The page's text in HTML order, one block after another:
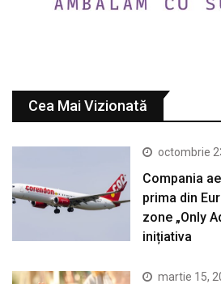
Cea Mai Vizionată
octombrie
Compania
prima din
zone „Only
inițiativa
martie 15,